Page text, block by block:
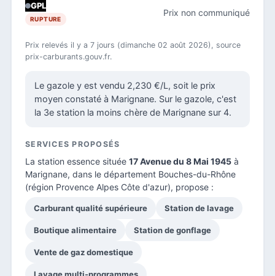
GPL
RUPTURE
Prix non communiqué
Prix relevés il y a 7 jours (dimanche 02 août 2026), source
prix-carburants.gouv.fr.
Le gazole y est vendu 2,230 €/L, soit le prix
moyen constaté à Marignane. Sur le gazole, c'est
la 3e station la moins chère de Marignane sur 4.
SERVICES PROPOSÉS
La station essence située 17 Avenue du 8 Mai 1945 à
Marignane, dans le département Bouches-du-Rhône
(région Provence Alpes Côte d'azur), propose :
Carburant qualité supérieure Station de lavage
Boutique alimentaire Station de gonflage
Vente de gaz domestique